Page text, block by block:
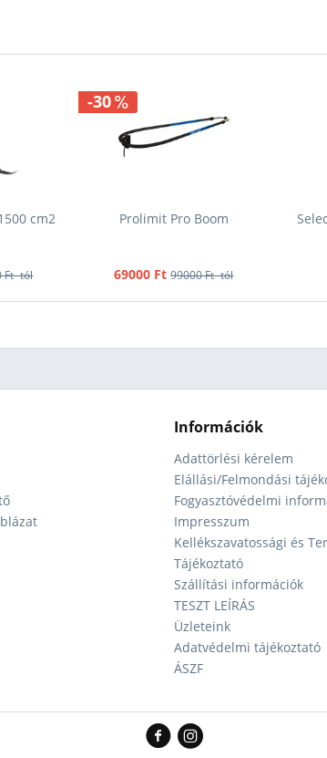
cm2
Ft -tól
-30
Prolimit Pro Boom
69000 Ft 99000 Ft -tól
Információk
Adattörlési kérelem
Elállási/Felmondási
Fogyasztóvédelmi
Impresszum
Kellékszavatossági és
Tájékoztató
Szállítási információk
TESZT LEÍRÁS
Üzleteink
Adatvédelmi tájékoztató
ÁSZF